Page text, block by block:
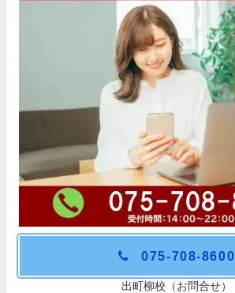
075-708-8600
出町柳校（お問合せ）